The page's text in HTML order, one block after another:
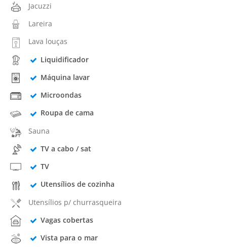
Jacuzzi
Lareira
Lava louças
Liquidificador
Máquina lavar
Microondas
Roupa de cama
Sauna
TV a cabo / sat
TV
Utensílios de cozinha
Utensílios p/ churrasqueira
Vagas cobertas
Vista para o mar